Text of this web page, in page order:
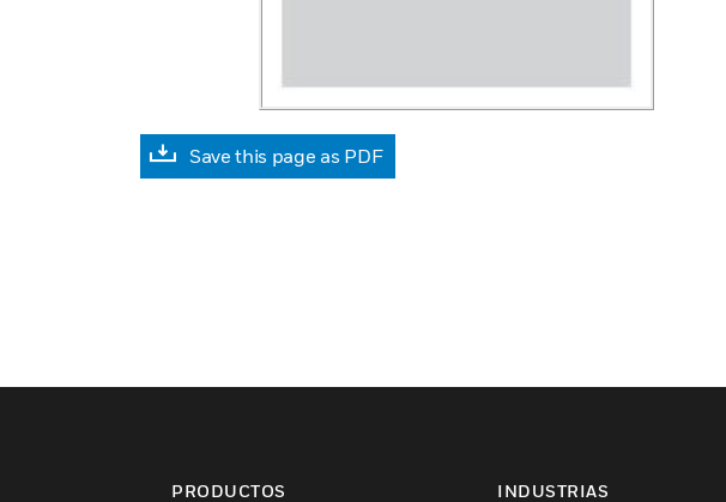
Save this page as PDF
PRODUCTOS INDUSTRIAS